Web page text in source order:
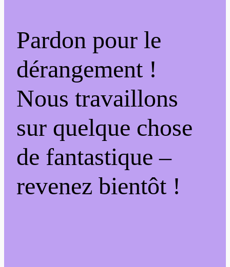
Pardon pour le
dérangement !
Nous travaillons
sur quelque chose
de fantastique –
revenez bientôt !